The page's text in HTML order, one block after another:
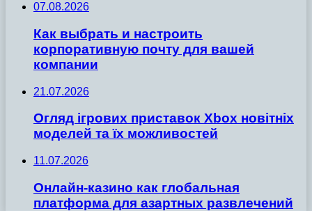
07.08.2026
Как выбрать и настроить
корпоративную почту для вашей
компании
21.07.2026
Огляд ігрових приставок Xbox новітніх
моделей та їх можливостей
11.07.2026
Онлайн-казино как глобальная
платформа для азартных развлечений